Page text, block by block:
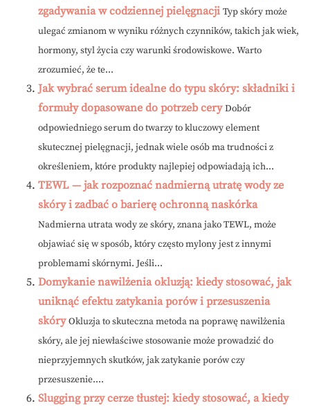
zgadywania w codziennej pielęgnacji Typ skóry może
ulegać zmianom w wyniku różnych czynników, takich jak wiek,
hormony, styl życia czy warunki środowiskowe. Warto
zrozumieć, że te...
Jak wybrać serum idealne do typu skóry: składniki i
formuły dopasowane do potrzeb cery Dobór
odpowiedniego serum do twarzy to kluczowy element
skutecznej pielęgnacji, jednak wiele osób ma trudności z
określeniem, które produkty najlepiej odpowiadają ich...
TEWL — jak rozpoznać nadmierną utratę wody ze
skóry i zadbać o barierę ochronną naskórka
Nadmierna utrata wody ze skóry, znana jako TEWL, może
objawiać się w sposób, który często mylony jest z innymi
problemami skórnymi. Jeśli...
Domykanie nawilżenia okluzją: kiedy stosować, jak
uniknąć efektu zatykania porów i przesuszenia
skóry Okluzja to skuteczna metoda na poprawę nawilżenia
skóry, ale jej niewłaściwe stosowanie może prowadzić do
nieprzyjemnych skutków, jak zatykanie porów czy
przesuszenie....
Slugging przy cerze tłustej: kiedy stosować, a kiedy